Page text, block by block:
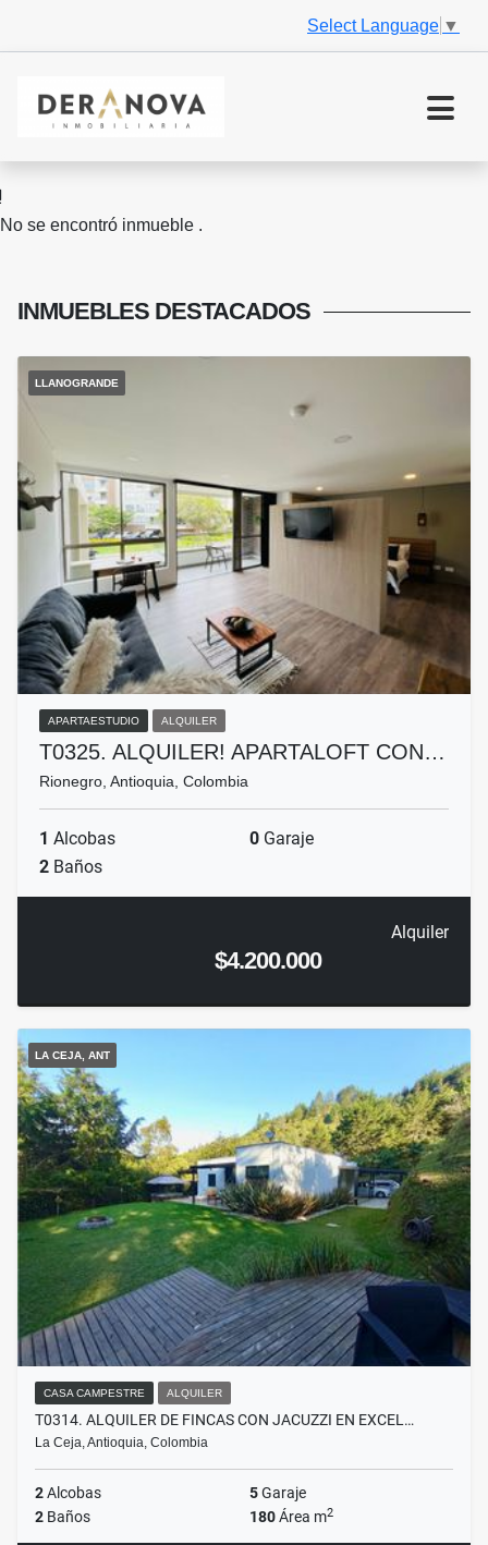
Select Language ▼
No se encontró inmueble .
INMUEBLES DESTACADOS
LLANOGRANDE
APARTAESTUDIO ALQUILER
T0325. ALQUILER! APARTALOFT CON…
Rionegro, Antioquia, Colombia
1 Alcobas 0 Garaje
2 Baños
Alquiler
$4.200.000
LA CEJA, ANT
CASA CAMPESTRE ALQUILER
T0314. ALQUILER DE FINCAS CON JACUZZI EN EXCEL…
La Ceja, Antioquia, Colombia
2Alcobas 5Garaje
2 Baños 180Área m2